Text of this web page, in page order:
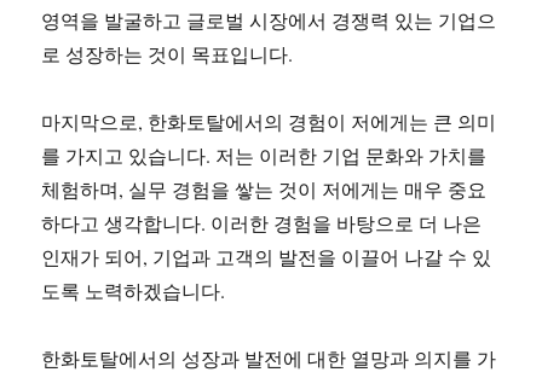
영역을 발굴하고 글로벌 시장에서 경쟁력 있는 기업으
로 성장하는 것이 목표입니다.
마지막으로, 한화토탈에서의 경험이 저에게는 큰 의미
를 가지고 있습니다. 저는 이러한 기업 문화와 가치를
체험하며, 실무 경험을 쌓는 것이 저에게는 매우 중요
하다고 생각합니다. 이러한 경험을 바탕으로 더 나은
인재가 되어, 기업과 고객의 발전을 이끌어 나갈 수 있
도록 노력하겠습니다.
한화토탈에서의 성장과 발전에 대한 열망과 의지를 가